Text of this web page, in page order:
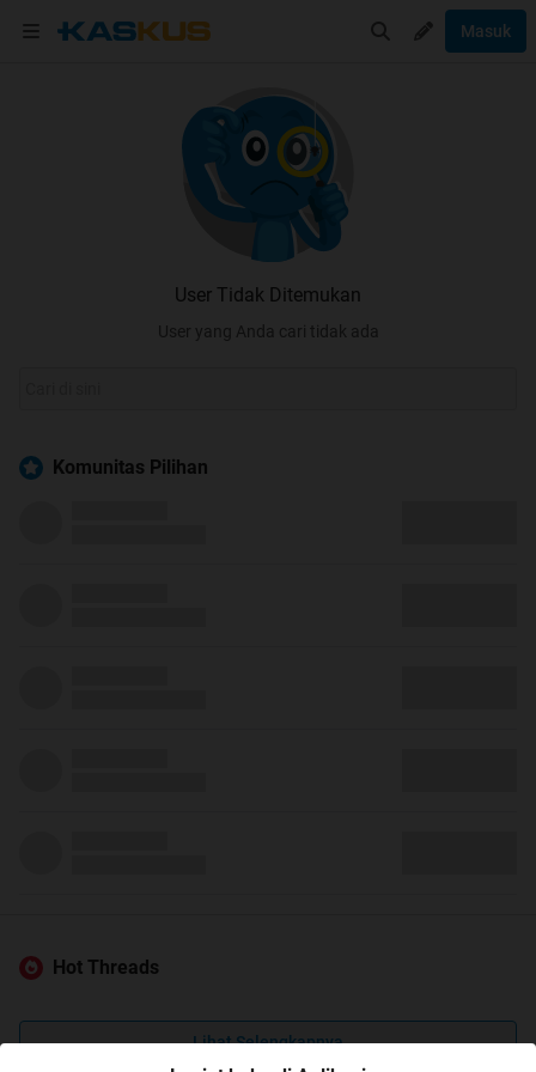
Masuk
User Tidak Ditemukan
User yang Anda cari tidak ada
Komunitas Pilihan
Hot Threads
Lihat Selengkapnya